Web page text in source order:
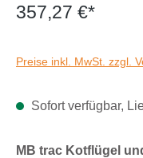
357,27 €*
Preise inkl. MwSt. zzgl.
Sofort verfügbar,
MB trac Kotflügel